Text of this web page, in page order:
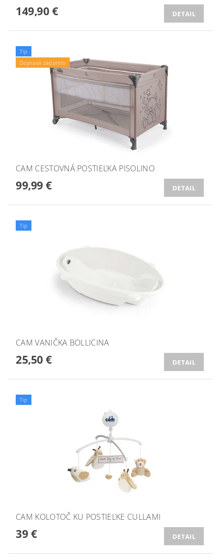
149,90 € DETAIL
Tip
Doprava zadarmo
CAM CESTOVNÁ POSTIEĽKA PISOLINO
99,99 € DETAIL
Tip
CAM VANIČKA BOLLICINA
25,50 € DETAIL
Tip
CAM KOLOTOČ KU POSTIEĽKE CULLAMI
39 € DETAIL